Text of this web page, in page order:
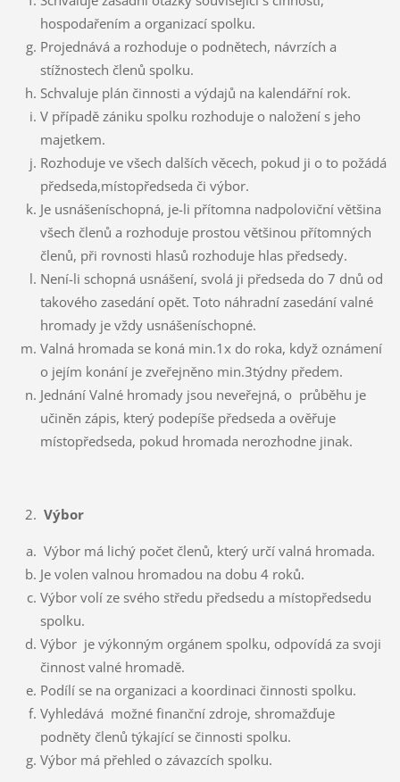
hospodařením a organizací spolku.
Projednává a rozhoduje o podnětech, návrzích a
stížnostech členů spolku.
Schvaluje plán činnosti a výdajů na kalendářní rok.
V případě zániku spolku rozhoduje o naložení s jeho
majetkem.
Rozhoduje ve všech dalších věcech, pokud ji o to požádá
předseda,místopředseda či výbor.
Je usnášeníschopná, je-li přítomna nadpoloviční většina
všech členů a rozhoduje prostou většinou přítomných
členů, při rovnosti hlasů rozhoduje hlas předsedy.
Není-li schopná usnášení, svolá ji předseda do 7 dnů od
takového zasedání opět. Toto náhradní zasedání valné
hromady je vždy usnášeníschopné.
Valná hromada se koná min.1x do roka, když oznámení
o jejím konání je zveřejněno min.3týdny předem.
Jednání Valné hromady jsou neveřejná, o průběhu je
učiněn zápis, který podepíše předseda a ověřuje
místopředseda, pokud hromada nerozhodne jinak.
Výbor
Výbor má lichý počet členů, který určí valná hromada.
Je volen valnou hromadou na dobu 4 roků.
Výbor volí ze svého středu předsedu a místopředsedu
spolku.
Výbor je výkonným orgánem spolku, odpovídá za svoji
činnost valné hromadě.
Podílí se na organizaci a koordinaci činnosti spolku.
Vyhledává možné finanční zdroje, shromažďuje
podněty členů týkající se činnosti spolku.
Výbor má přehled o závazcích spolku.